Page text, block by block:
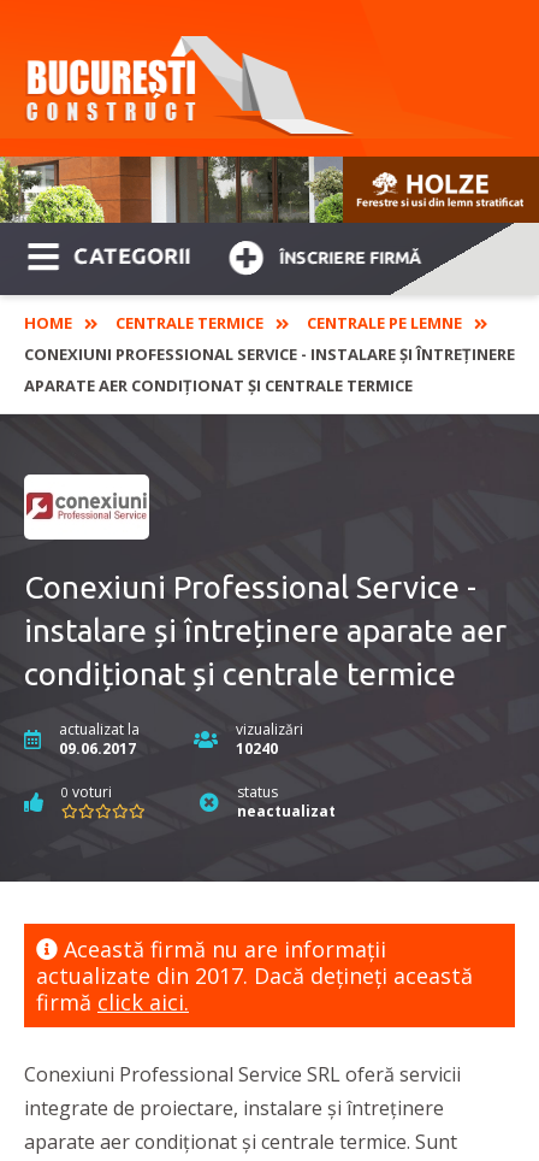
CATEGORII ÎNSCRIERE FIRMĂ
HOME CENTRALE TERMICE
CENTRALE PE LEMNE
CONEXIUNI PROFESSIONAL SERVICE - INSTALARE ȘI ÎNTREȚINERE
APARATE AER CONDIȚIONAT ȘI CENTRALE TERMICE
Conexiuni Professional Service -
instalare și întreținere aparate aer
condiționat și centrale termice
actualizat la
09.06.2017
vizualizări
10240
0 voturi
status
neactualizat
Această firmă nu are informaţii
actualizate din 2017. Dacă dețineți această
firmă click aici.
Conexiuni Professional Service SRL oferă servicii
integrate de proiectare, instalare și întreținere
aparate aer condiționat și centrale termice. Sunt